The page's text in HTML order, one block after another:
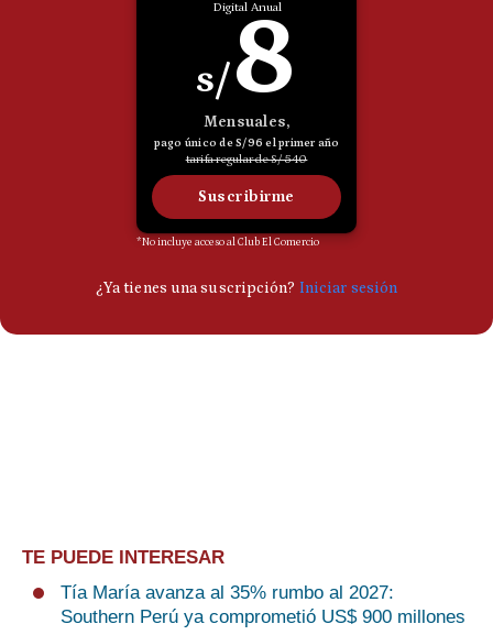
TE PUEDE INTERESAR
Tía María avanza al 35% rumbo al 2027:
Southern Perú ya comprometió US$ 900 millones